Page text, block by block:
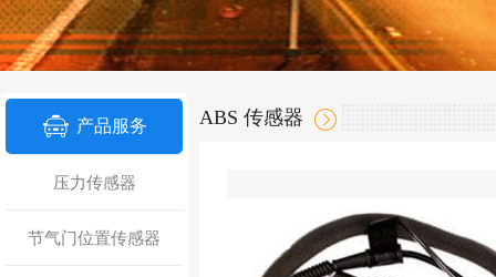
产品服务
压力传感器
节气门位置传感器
ABS 传感器